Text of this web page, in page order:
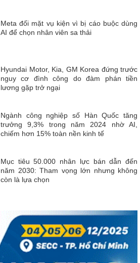
Meta đối mặt vụ kiện vì bị cáo buộc dùng
AI để chọn nhân viên sa thải
Hyundai Motor, Kia, GM Korea đứng trước
nguy cơ đình công do đàm phán tiền
lương gặp trở ngại
Ngành công nghiệp số Hàn Quốc tăng
trưởng 9,3% trong năm 2024 nhờ AI,
chiếm hơn 15% toàn nền kinh tế
Mục tiêu 50.000 nhân lực bán dẫn đến
năm 2030: Tham vọng lớn nhưng không
còn là lựa chọn